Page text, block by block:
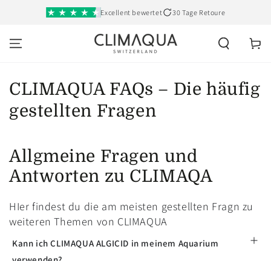
SKIP TO
CONTENT
Excellent bewertet 30 Tage Retoure
Cart
CLIMAQUA FAQs – Die häufig
gestellten Fragen
Allgmeine Fragen und
Antworten zu CLIMAQA
HIer findest du die am meisten gestellten Fragn zu
weiteren Themen von CLIMAQUA
Kann ich CLIMAQUA ALGICID in meinem Aquarium